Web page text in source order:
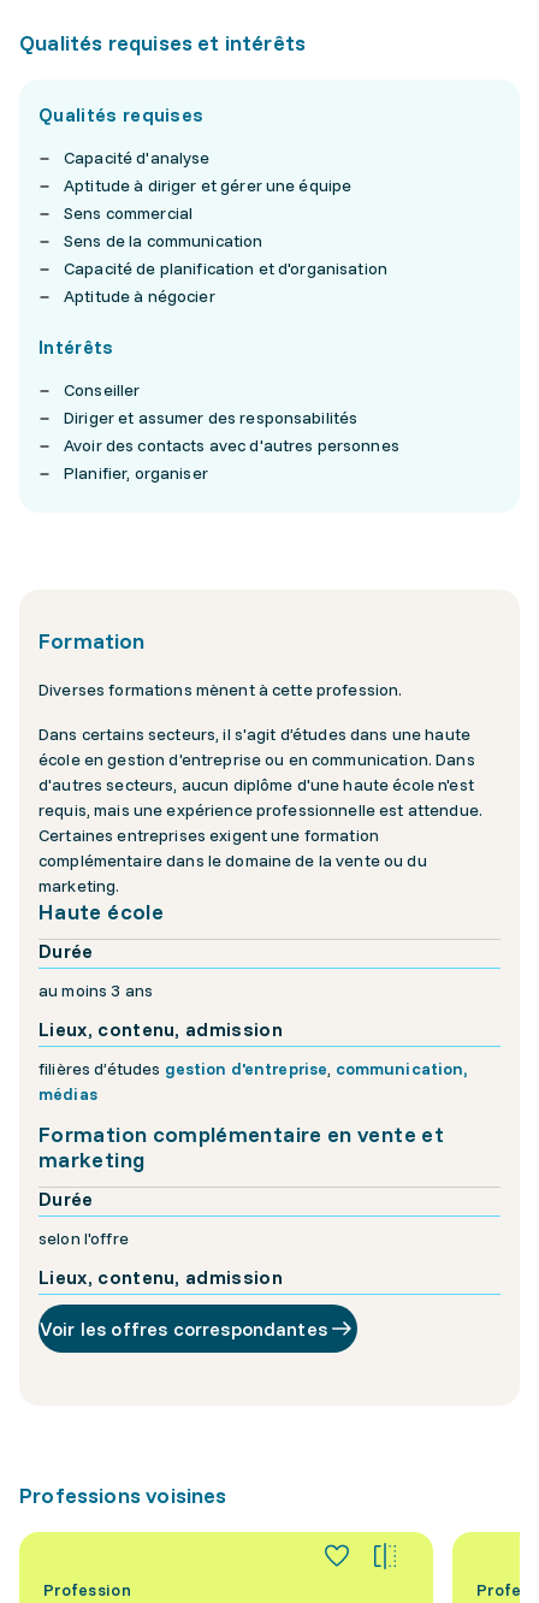
Qualités requises et intérêts
Qualités requises
Capacité d'analyse
Aptitude à diriger et gérer une équipe
Sens commercial
Sens de la communication
Capacité de planification et d'organisation
Aptitude à négocier
Intérêts
Conseiller
Diriger et assumer des responsabilités
Avoir des contacts avec d'autres personnes
Planifier, organiser
Formation
Diverses formations mènent à cette profession.
Dans certains secteurs, il s'agit d’études dans une haute
école en gestion d'entreprise ou en communication. Dans
d'autres secteurs, aucun diplôme d'une haute école n'est
requis, mais une expérience professionnelle est attendue.
Certaines entreprises exigent une formation
complémentaire dans le domaine de la vente ou du
marketing.
Haute école
Durée
au moins 3 ans
Lieux, contenu, admission
filières d’études gestion d'entreprise, communication,
médias
Formation complémentaire en vente et
marketing
Durée
selon l'offre
Lieux, contenu, admission
Voir les offres correspondantes
Professions voisines
Profession